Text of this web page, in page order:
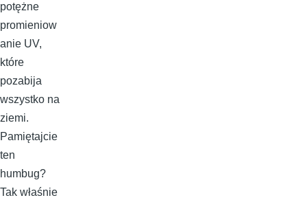
potężne
promieniow
anie UV,
które
pozabija
wszystko na
ziemi.
Pamiętajcie
ten
humbug?
Tak właśnie